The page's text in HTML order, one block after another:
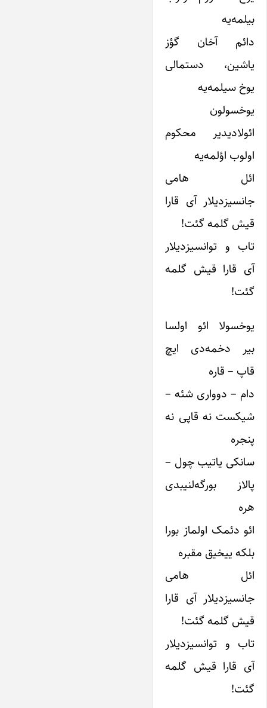
بیلمه‌یه
دائم آخان گؤز
یاشین، دستمالی
یوخ سیلمه‌یه
یوخسولون
ائولادیدیر محکوم
اولوب اؤلمه‌یه
ائل هامی
جانسیز‌‌دیلار آی قارا
قیش گلمه گئت!
تاب و توانسیز‌‌دیلار
آی قارا قیش گلمه
گئت!
یوخسولا ائو اولسا
بیر دخمه‌دی ایچ
قاپ – قاره
دام – دوواری شئه –
شیکست نه قاپی نه
پنجره
سانکی یاتیب چول –
پالاز بورگه‌لنیبدی
هره
ائو دئمک اولماز بورا
بلکه ییخیق مقبره
ائل هامی
جانسیز‌‌دیلار آی قارا
قیش گلمه گئت!
تاب و توانسیز‌‌دیلار
آی قارا قیش گلمه
گئت!